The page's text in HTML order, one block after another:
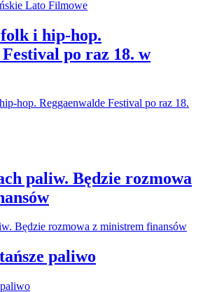
i hip-hop.
po raz 18. w
paliw. Będzie rozmowa
paliwo